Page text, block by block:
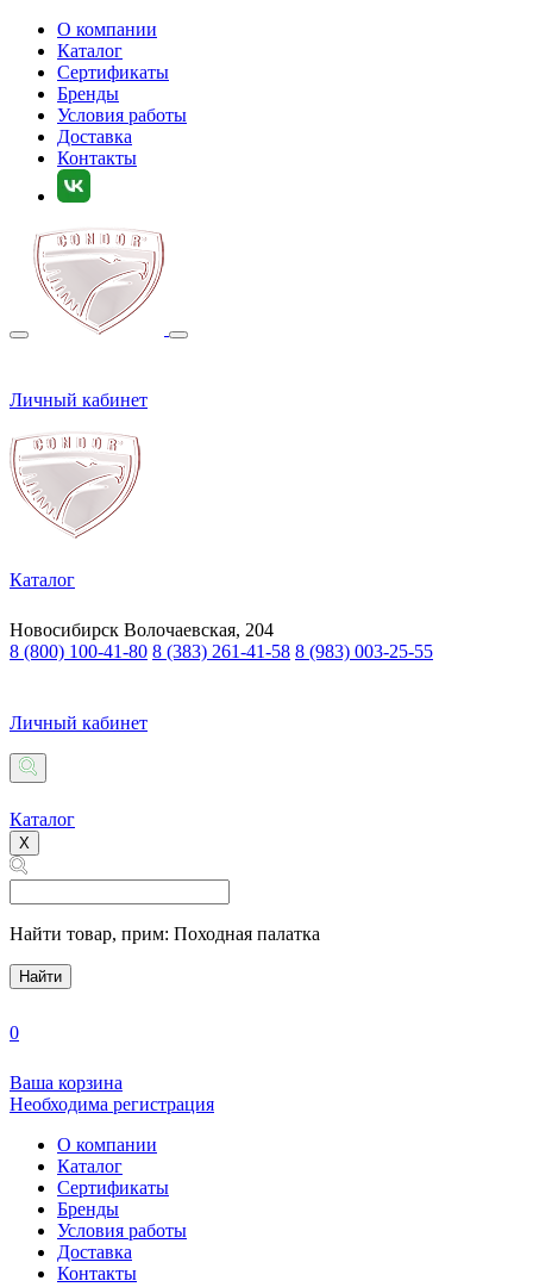
О компании
Каталог
Сертификаты
Бренды
Условия работы
Доставка
Контакты
Личный кабинет
Каталог
Новосибирск Волочаевская, 204
8 (800) 100-41-80 8 (383) 261-41-58 8 (983) 003-25-55
Личный кабинет
Каталог
X
Найти товар, прим: Походная палатка
Найти
0
Ваша корзина
Необходима регистрация
О компании
Каталог
Сертификаты
Бренды
Условия работы
Доставка
Контакты